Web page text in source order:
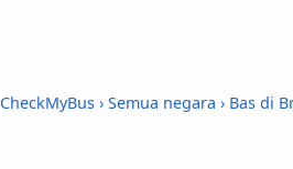
CheckMyBus › Semua negara › Bas di